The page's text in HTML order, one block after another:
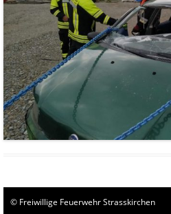
© Freiwillige Feuerwehr Strasskirchen